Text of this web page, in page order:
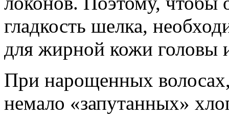
гладкость шелка,
для жирной кожи головы
При нарощенных
немало «запутанных»